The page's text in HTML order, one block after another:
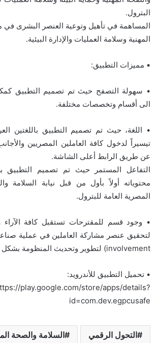
البترول.
المساهمة في تأهيل وتوعية العنصر البشرى في
المهنية وسلامة العمليات والإدارة البيئية.
▪︎ مميزات التطبيق:
• سهولة التصفح حيث تم تصميم التطبيق
الى أقسام وتخصصات مختلفة.
• اللغة، حيث تم تصميم التطبيق باللغتين
تيسيراً لدخول كافة العاملين المصريين
عن طريق الرابط أعلى الشاشة.
التفاعل المستمر حيث تم تصميم التطبيق
محتوياته أولاً بأول من قبل نيابة السلامة
المصرية العامة للبترول.
• وجود قسم للمقترحات تستقبل كافة الآراء
involvement) لتطوير وتحديث المنظومة بشكل عملي وواقعي .
• تحميل التطبيق للأندرويد:
play.google.com/store/apps/details?
id=com.dev.egpcusafe
التحول الرقمي السلامة والصحة